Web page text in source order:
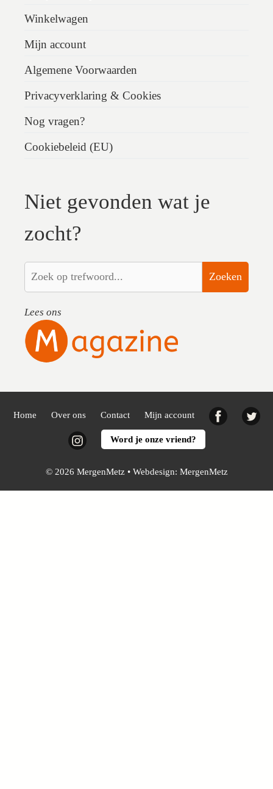
Winkelwagen
Mijn account
Algemene Voorwaarden
Privacyverklaring & Cookies
Nog vragen?
Cookiebeleid (EU)
Niet gevonden wat je
zocht?
Zoeken
Lees ons
Home Over ons Contact Mijn account Facebook
InstagramWord je onze vriend?
© 2026 MergenMetz • Webdesign: MergenMetz